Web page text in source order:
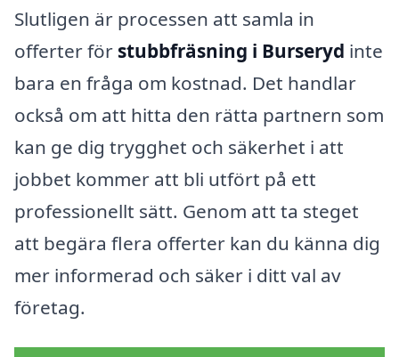
Slutligen är processen att samla in
offerter för stubbfräsning i Burseryd inte
bara en fråga om kostnad. Det handlar
också om att hitta den rätta partnern som
kan ge dig trygghet och säkerhet i att
jobbet kommer att bli utfört på ett
professionellt sätt. Genom att ta steget
att begära flera offerter kan du känna dig
mer informerad och säker i ditt val av
företag.